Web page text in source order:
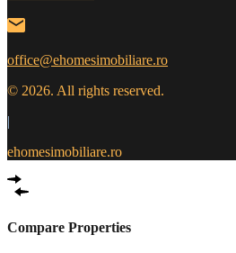
office@ehomesimobiliare.ro
© 2026. All rights reserved.
|
ehomesimobiliare.ro
Compare Properties